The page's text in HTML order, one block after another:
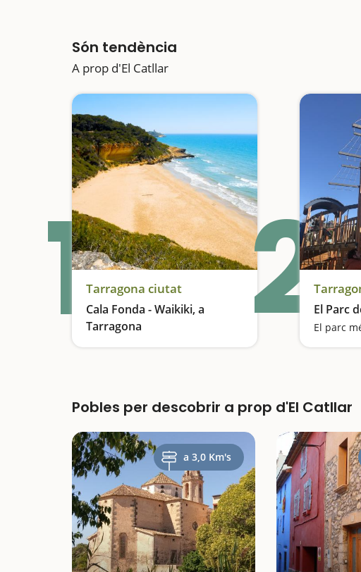
Són tendència
A prop d'El Catllar
1Tarragona ciutat
Cala Fonda - Waikiki, a
Tarragona
Una platja enmig del paradís 2El Parc
El parc
Pobles per descobrir a prop d'El Catllar
a 3,0 Km's